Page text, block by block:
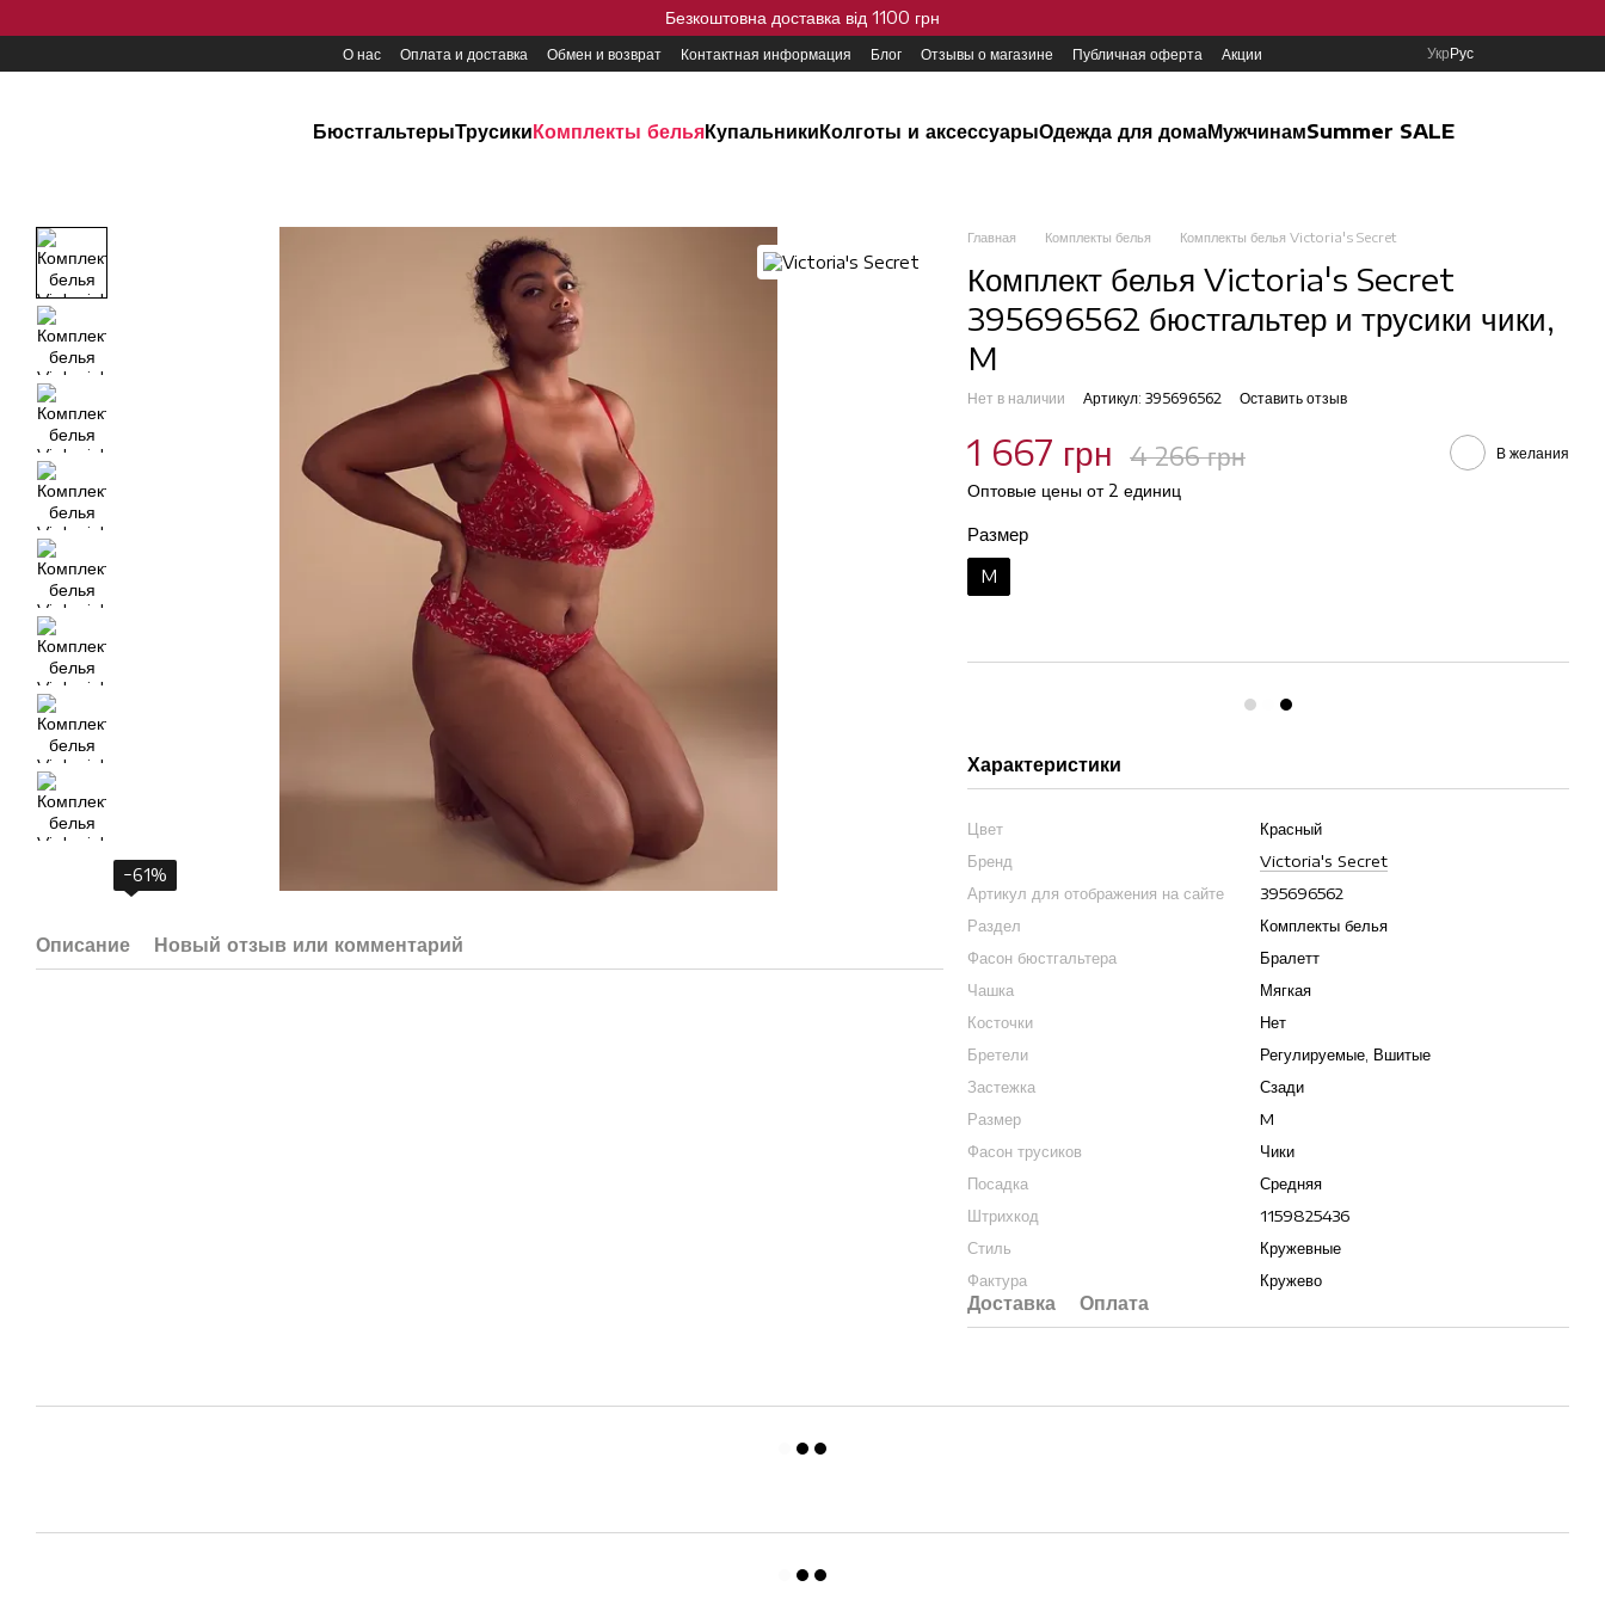
Безкоштовна доставка від 1100 грн
О нас Оплата и доставка Обмен и возврат Контактная информация Блог Отзывы о магазине Публичная оферта Акции УкрРус
БюстгальтерыТрусикиКомплекты бельяКупальникиКолготы и аксессуарыОдежда для домаМужчинамSummer SALE
−61%
Описание Новый отзыв или комментарий
Главная Комплекты белья Комплекты белья Victoria's Secret
Комплект белья Victoria's Secret
395696562 бюстгальтер и трусики чики,
M
Нет в наличии Артикул: 395696562 Оставить отзыв
1 667 грн 4 266 грн В желания
Оптовые цены от 2 единиц
Размер
M
Характеристики
Цвет
Красный
Бренд
Victoria's Secret
Артикул для отображения на сайте
395696562
Раздел
Комплекты белья
Фасон бюстгальтера
Бралетт
Чашка
Мягкая
Косточки
Нет
Бретели
Регулируемые, Вшитые
Застежка
Сзади
Размер
M
Фасон трусиков
Чики
Посадка
Средняя
Штрихкод
1159825436
Стиль
Кружевные
Фактура
Кружево
Доставка Оплата